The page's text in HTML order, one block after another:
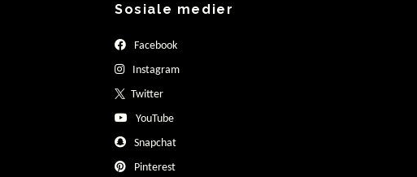
Sosiale medier
Facebook
Instagram
Twitter
YouTube
Snapchat
Pinterest